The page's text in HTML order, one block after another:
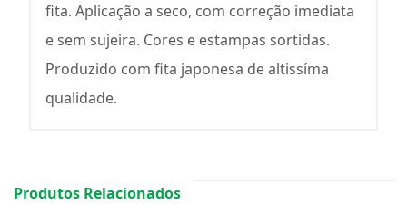
fita. Aplicação a seco, com correção imediata
e sem sujeira. Cores e estampas sortidas.
Produzido com fita japonesa de altissíma
qualidade.
Produtos Relacionados